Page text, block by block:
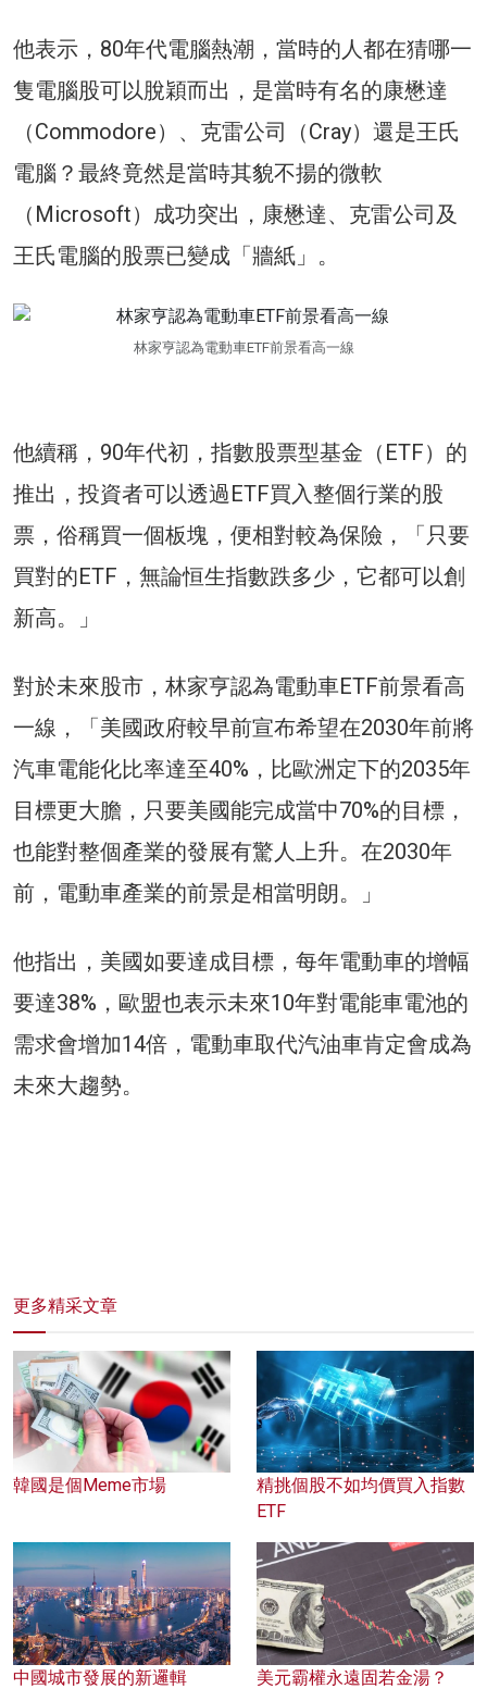
他表示，80年代電腦熱潮，當時的人都在猜哪一
隻電腦股可以脫穎而出，是當時有名的康懋達
（Commodore）、克雷公司（Cray）還是王氏
電腦？最終竟然是當時其貌不揚的微軟
（Microsoft）成功突出，康懋達、克雷公司及
王氏電腦的股票已變成「牆紙」。
林家亨認為電動車ETF前景看高一線
他續稱，90年代初，指數股票型基金（ETF）的
推出，投資者可以透過ETF買入整個行業的股
票，俗稱買一個板塊，便相對較為保險，「只要
買對的ETF，無論恒生指數跌多少，它都可以創
新高。」
對於未來股市，林家亨認為電動車ETF前景看高
一線，「美國政府較早前宣布希望在2030年前將
汽車電能化比率達至40%，比歐洲定下的2035年
目標更大膽，只要美國能完成當中70%的目標，
也能對整個產業的發展有驚人上升。在2030年
前，電動車產業的前景是相當明朗。」
他指出，美國如要達成目標，每年電動車的增幅
要達38%，歐盟也表示未來10年對電能車電池的
需求會增加14倍，電動車取代汽油車肯定會成為
未來大趨勢。
更多精采文章
韓國是個Meme市場
精挑個股不如均價買入指數
ETF
中國城市發展的新邏輯 美元霸權永遠固若金湯？